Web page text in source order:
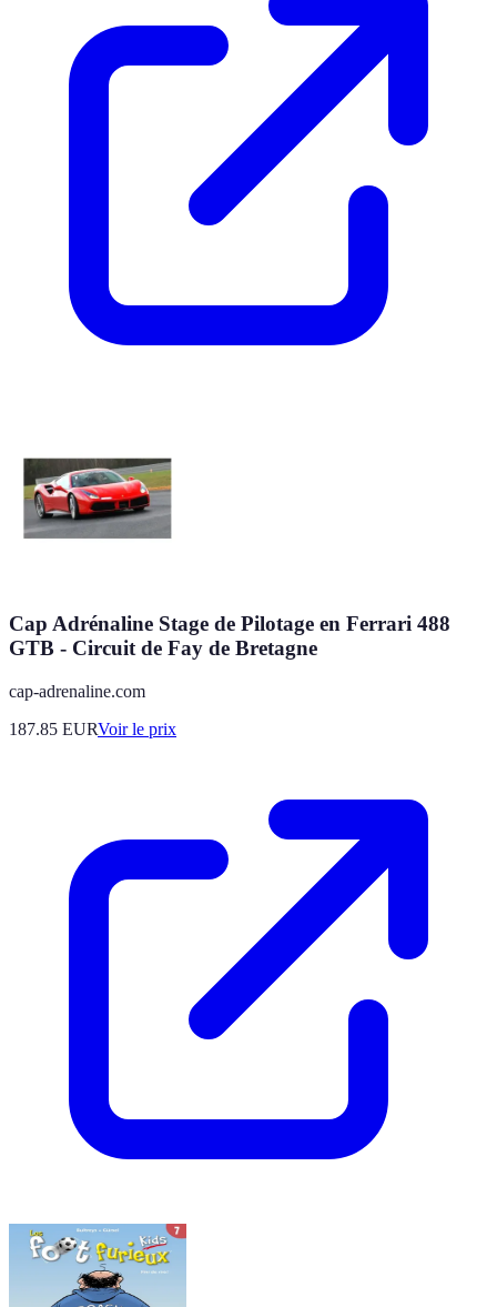
Cap Adrénaline Stage de Pilotage en Ferrari 488
GTB - Circuit de Fay de Bretagne
cap-adrenaline.com
187.85 EURVoir le prix